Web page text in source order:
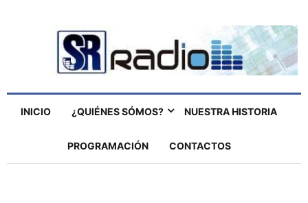
INICIO ¿QUIÉNES SÓMOS? NUESTRA HISTORIA
PROGRAMACIÓN CONTACTOS